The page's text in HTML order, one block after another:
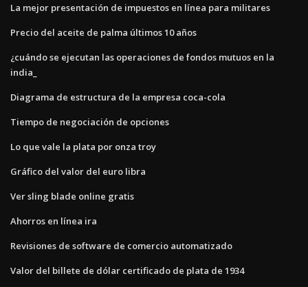
La mejor presentación de impuestos en línea para militares
Precio del aceite de palma últimos 10 años
¿cuándo se ejecutan las operaciones de fondos mutuos en la
india_
Diagrama de estructura de la empresa coca-cola
Tiempo de negociación de opciones
Lo que vale la plata por onza troy
Gráfico del valor del euro libra
Ver sling blade online gratis
Ahorros en línea ira
Revisiones de software de comercio automatizado
Valor del billete de dólar certificado de plata de 1934